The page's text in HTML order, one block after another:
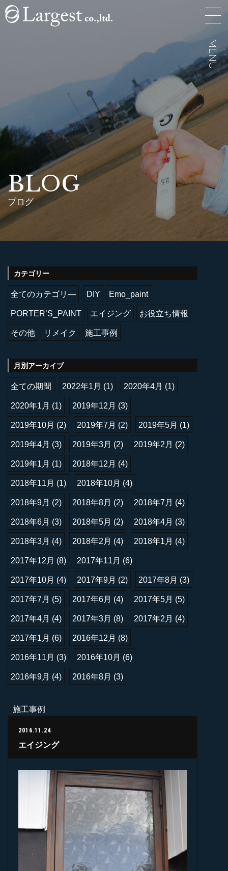
MENU
MENU
BLOG
ブログ
カテゴリー
全てのカテゴリ― DIY Emo_paint
PORTER’S_PAINT エイジング お役立ち情報
その他 リメイク 施工事例
月別アーカイブ
全ての期間 2022年1月 (1) 2020年4月 (1)
2020年1月 (1) 2019年12月 (3)
2019年10月 (2) 2019年7月 (2) 2019年5月 (1)
2019年4月 (3) 2019年3月 (2) 2019年2月 (2)
2019年1月 (1) 2018年12月 (4)
2018年11月 (1) 2018年10月 (4)
2018年9月 (2) 2018年8月 (2) 2018年7月 (4)
2018年6月 (3) 2018年5月 (2) 2018年4月 (3)
2018年3月 (4) 2018年2月 (4) 2018年1月 (4)
2017年12月 (8) 2017年11月 (6)
2017年10月 (4) 2017年9月 (2) 2017年8月 (3)
2017年7月 (5) 2017年6月 (4) 2017年5月 (5)
2017年4月 (4) 2017年3月 (8) 2017年2月 (4)
2017年1月 (6) 2016年12月 (8)
2016年11月 (3) 2016年10月 (6)
2016年9月 (4) 2016年8月 (3)
施工事例
2016.11.24
エイジング